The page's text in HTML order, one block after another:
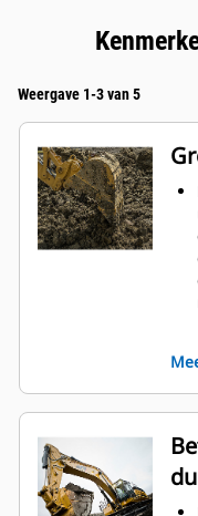
Weergave 1-3 van 5